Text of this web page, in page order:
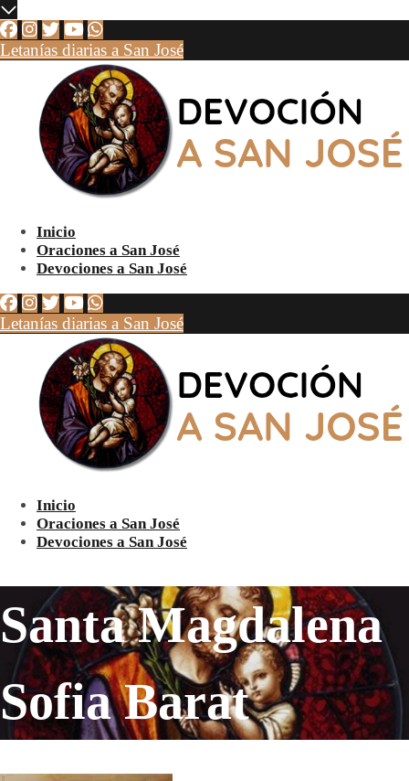
Letanías diarias a San José
Inicio
Oraciones a San José
Devociones a San José
Letanías diarias a San José
Inicio
Oraciones a San José
Devociones a San José
Santa Magdalena
Sofia Barat